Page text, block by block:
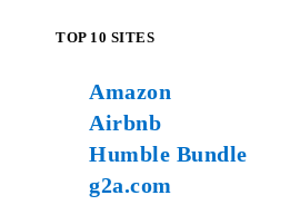
TOP 10 SITES
Amazon
Airbnb
Humble Bundle
g2a.com